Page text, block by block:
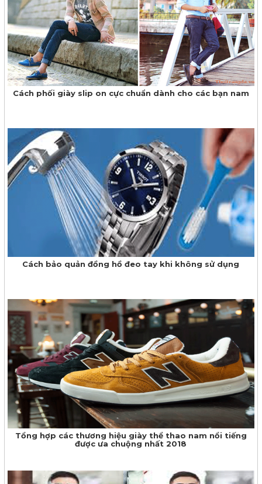
Cách phối giày slip on cực chuẩn dành cho các bạn nam
Cách bảo quản đồng hồ đeo tay khi không sử dụng
Tổng hợp các thương hiệu giày thể thao nam nổi tiếng
được ưa chuộng nhất 2018